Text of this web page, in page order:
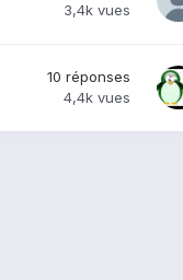
3,4k vues
10 réponses
4,4k vues